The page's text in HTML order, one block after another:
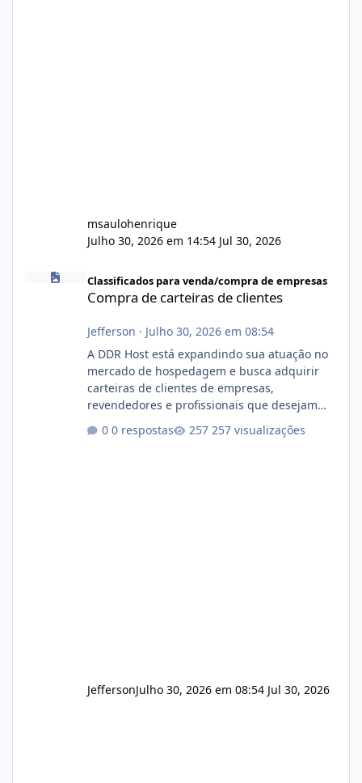
msaulohenrique
Julho 30, 2026 em 14:54 Jul 30, 2026
Classificados para venda/compra de empresas
Compra de carteiras de clientes
Jefferson · Julho 30, 2026 em 08:54
A DDR Host está expandindo sua atuação no
mercado de hospedagem e busca adquirir
carteiras de clientes de empresas,
revendedores e profissionais que desejam
operação. Se você possui clientes ativos de
0 respostas 257 visualizações
JeffersonJulho 30, 2026 em 08:54 Jul 30, 2026